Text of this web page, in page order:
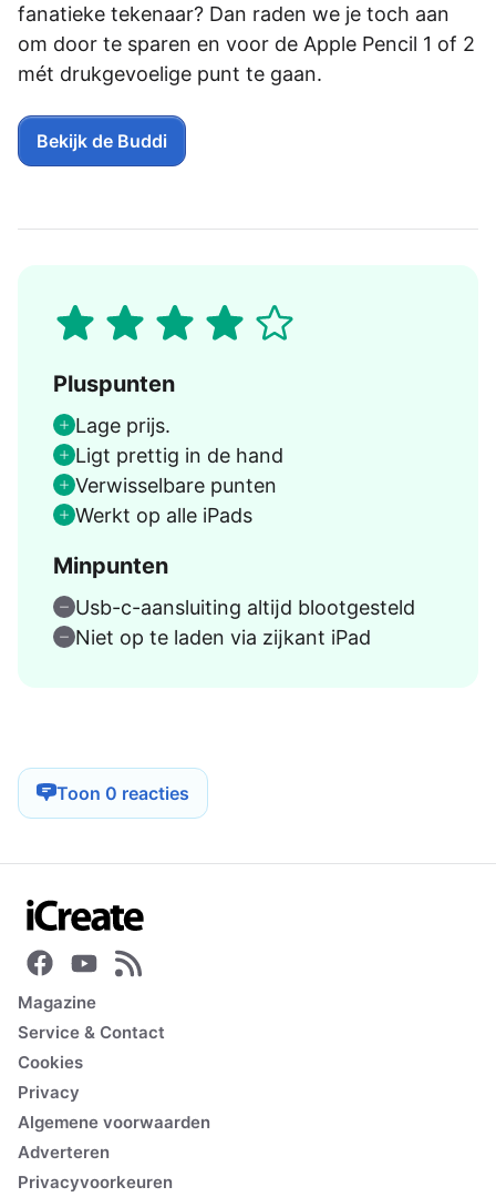
fanatieke tekenaar? Dan raden we je toch aan
om door te sparen en voor de Apple Pencil 1 of 2
mét drukgevoelige punt te gaan.
Bekijk de Buddi
Pluspunten
Lage prijs.
Ligt prettig in de hand
Verwisselbare punten
Werkt op alle iPads
Minpunten
Usb-c-aansluiting altĳd blootgesteld
Niet op te laden via zĳkant iPad
Toon 0 reacties
Magazine
Service & Contact
Cookies
Privacy
Algemene voorwaarden
Adverteren
Privacyvoorkeuren